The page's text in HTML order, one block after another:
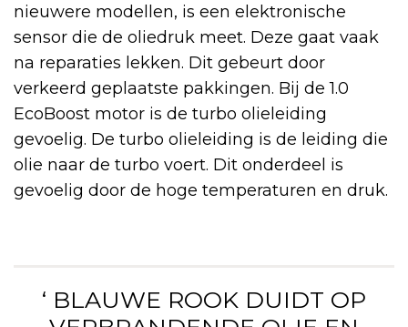
nieuwere modellen, is een elektronische
sensor die de oliedruk meet. Deze gaat vaak
na reparaties lekken. Dit gebeurt door
verkeerd geplaatste pakkingen. Bij de 1.0
EcoBoost motor is de turbo olieleiding
gevoelig. De turbo olieleiding is de leiding die
olie naar de turbo voert. Dit onderdeel is
gevoelig door de hoge temperaturen en druk.
‘ BLAUWE ROOK DUIDT OP